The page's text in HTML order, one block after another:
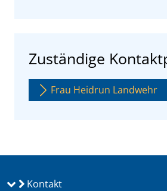
Zuständige
Frau Heidrun Landwehr
Kontakt